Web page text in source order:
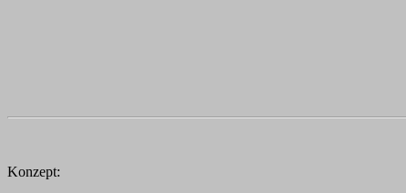
Konzept: